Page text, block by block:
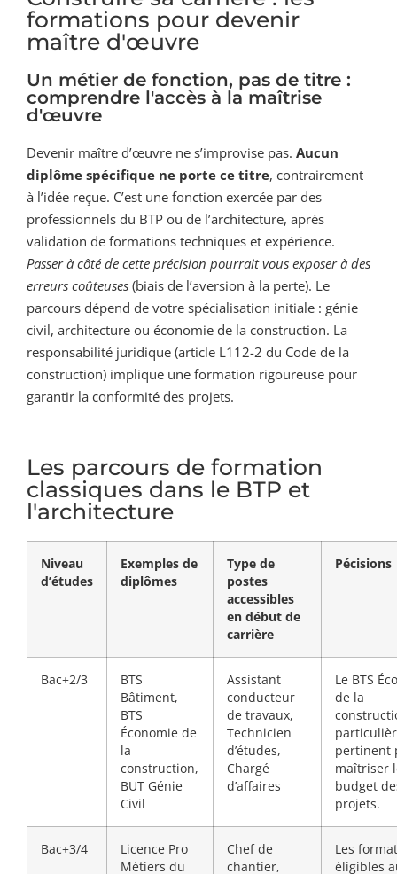
formations pour devenir
maître d'œuvre
Un métier de fonction, pas de titre :
comprendre l'accès à la maîtrise
d'œuvre
Devenir maître d’œuvre ne s’improvise pas. Aucun
diplôme spécifique ne porte ce titre, contrairement
à l’idée reçue. C’est une fonction exercée par des
professionnels du BTP ou de l’architecture, après
validation de formations techniques et expérience.
Passer à côté de cette précision pourrait vous exposer à des
erreurs coûteuses (biais de l’aversion à la perte). Le
parcours dépend de votre spécialisation initiale : génie
civil, architecture ou économie de la construction. La
responsabilité juridique (article L112-2 du Code de la
construction) implique une formation rigoureuse pour
garantir la conformité des projets.
Les parcours de formation
classiques dans le BTP et
l'architecture
Niveau
d’études
Exemples de
diplômes
Type de
postes
accessibles
en début de
carrière
Pécisions
Bac+2/3
BTS
Bâtiment,
BTS
Économie de
la
construction,
BUT Génie
Civil
Assistant
conducteur
de travaux,
Technicien
d’études,
Chargé
d’affaires
Le BTS
de la
pertinent
maîtriser
budget
projets.
Bac+3/4
Licence Pro
Métiers du
Chef de
chantier,
Les
éligibles